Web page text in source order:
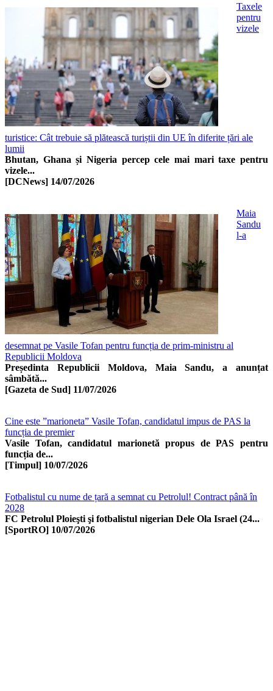
Taxele
pentru
vizele
turistice: Cât trebuie să plătească turiștii din UE în diferite țări ale
lumii
Bhutan, Ghana și Nigeria percep cele mai mari taxe pentru
vizele...
[DCNews] 14/07/2026
Maia
Sandu
l-a
desemnat pe Vasile Tofan pentru funcția de prim-ministru al
Republicii Moldova
Președinta Republicii Moldova, Maia Sandu, a anunțat
sâmbătă...
[Gazeta de Sud] 11/07/2026
Cine este ”marioneta” Vasile Tofan, candidatul impus de PAS la
funcția de premier
Vasile Tofan, candidatul marionetă propus de PAS pentru
funcția de...
[Timpul] 10/07/2026
Fotbalistul cu nume de țară a semnat cu Petrolul! Contract până în
2028
FC Petrolul Ploieşti şi fotbalistul nigerian Dele Ola Israel (24...
[SportRO] 10/07/2026